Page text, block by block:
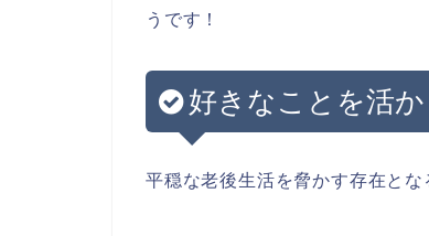
うです！
好きなことを活か
平穏な老後生活を脅かす存在とな